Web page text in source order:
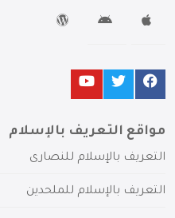
مواقع التعريف بالإسلام
التعريف بالإسلام للنصارى
التعريف بالإسلام للملحدين